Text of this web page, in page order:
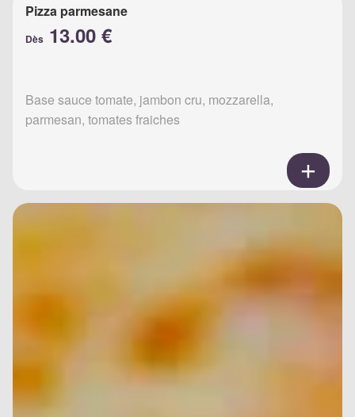
Pizza parmesane
Dès 13.00 €
Base sauce tomate, jambon cru, mozzarella,
parmesan, tomates fraiches